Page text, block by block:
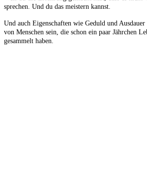
sprechen. Und du das meistern kannst.
Und auch Eigenschaften wie Geduld und
von Menschen sein, die schon ein paar Jährchen
gesammelt haben.